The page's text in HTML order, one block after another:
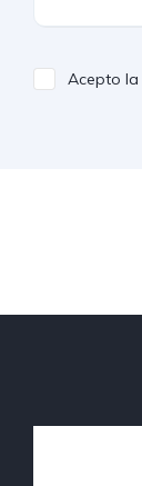
Acepto la